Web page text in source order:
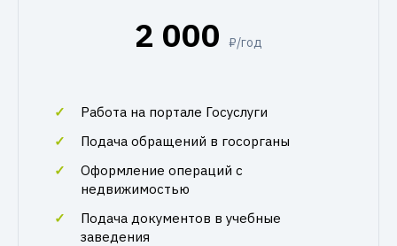
2 000 ₽/год
Работа на портале Госуслуги
Подача обращений в госорганы
Оформление операций с
недвижимостью
Подача документов в учебные
заведения